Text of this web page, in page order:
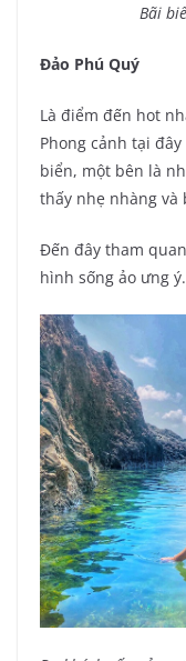
Bãi
Đảo Phú Quý
Là điểm đến hot
Phong cảnh tại
biển, một bên là
thấy nhẹ nhàng và
Đến đây tham
hình sống ảo ưng ý.